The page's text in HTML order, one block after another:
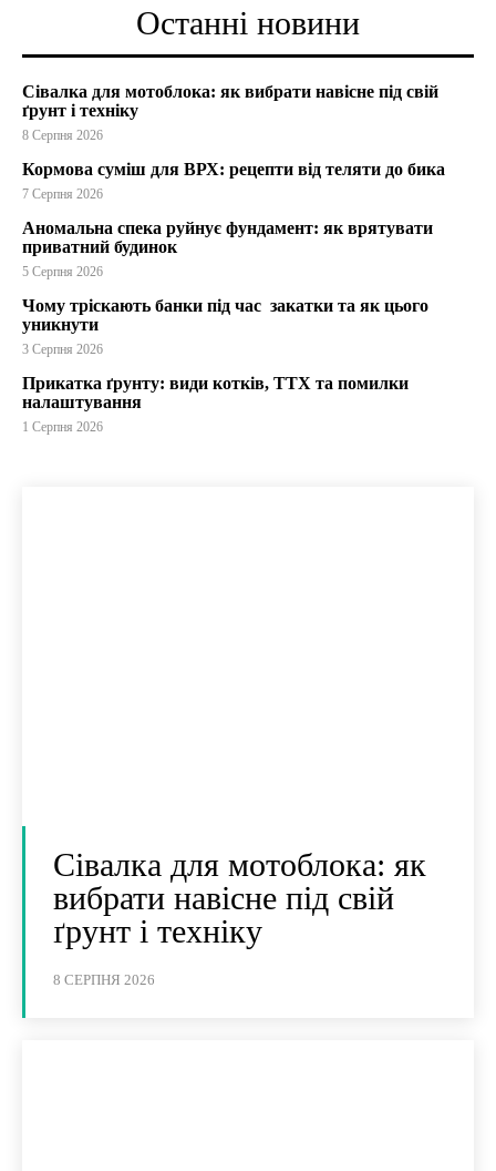
Останні новини
Сівалка для мотоблока: як вибрати навісне під свій
ґрунт і техніку
8 Серпня 2026
Кормова суміш для ВРХ: рецепти від теляти до бика
7 Серпня 2026
Аномальна спека руйнує фундамент: як врятувати
приватний будинок
5 Серпня 2026
Чому тріскають банки під час закатки та як цього
уникнути
3 Серпня 2026
Прикатка ґрунту: види котків, ТТХ та помилки
налаштування
1 Серпня 2026
Сівалка для мотоблока: як
вибрати навісне під свій
ґрунт і техніку
8 СЕРПНЯ 2026